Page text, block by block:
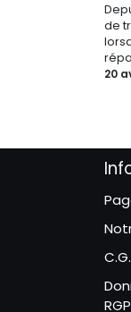
de
20